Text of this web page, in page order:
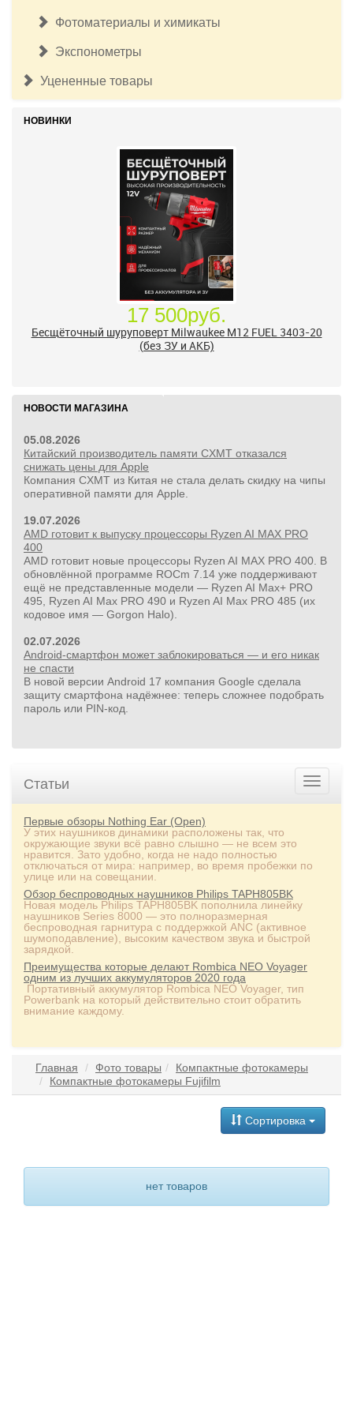
Фотоматериалы и химикаты
Экспонометры
Уцененные товары
НОВИНКИ
17 500руб.
Бесщёточный шуруповерт Milwaukee M12 FUEL 3403-20
(без ЗУ и АКБ)
24 500руб.
УШМ болгарка Milwaukee M18 FUEL 2888-20 125 мм,
красный
НОВОСТИ МАГАЗИНА
05.08.2026
Китайский производитель памяти CXMT отказался
снижать цены для Apple
Компания CXMT из Китая не стала делать скидку на чипы
оперативной памяти для Apple.
19.07.2026
AMD готовит к выпуску процессоры Ryzen AI MAX PRO
400
AMD готовит новые процессоры Ryzen AI MAX PRO 400. В
обновлённой программе ROCm 7.14 уже поддерживают
ещё не представленные модели — Ryzen AI Max+ PRO
495, Ryzen AI Max PRO 490 и Ryzen AI Max PRO 485 (их
кодовое имя — Gorgon Halo).
02.07.2026
Android-смартфон может заблокироваться — и его никак
не спасти
В новой версии Android 17 компания Google сделала
защиту смартфона надёжнее: теперь сложнее подобрать
пароль или PIN‑код.
Статьи
Первые обзоры Nothing Ear (Open)
У этих наушников динамики расположены так, что
окружающие звуки всё равно слышно — не всем это
нравится. Зато удобно, когда не надо полностью
отключаться от мира: например, во время пробежки по
улице или на совещании.
Обзор беспроводных наушников Philips TAPH805BK
Новая модель Philips TAPH805BK пополнила линейку
наушников Series 8000 — это полноразмерная
беспроводная гарнитура с поддержкой ANC (активное
шумоподавление), высоким качеством звука и быстрой
зарядкой.
Преимущества которые делают Rombica NEO Voyager
одним из лучших аккумуляторов 2020 года
Портативный аккумулятор Rombica NEO Voyager, тип
Powerbank на который действительно стоит обратить
внимание каждому.
Главная Фото товары
Компактные фотокамеры
Компактные фотокамеры Fujifilm
Сортировка
нет товаров